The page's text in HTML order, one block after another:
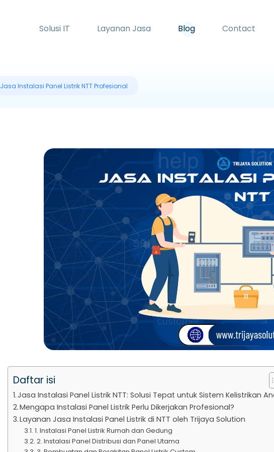
Solusi IT Layanan Jasa Blog Contact
Jasa Instalasi Panel Listrik NTT Profesional
Daftar isi
Jasa Instalasi Panel Listrik NTT: Solusi Tepat untuk Sistem Kelistrikan
Mengapa Instalasi Panel Listrik Perlu Dikerjakan Profesional?
Layanan Jasa Instalasi Panel Listrik di NTT oleh Trijaya Solution
1. Instalasi Panel Listrik Rumah dan Gedung
2. Instalasi Panel Distribusi dan Panel Utama